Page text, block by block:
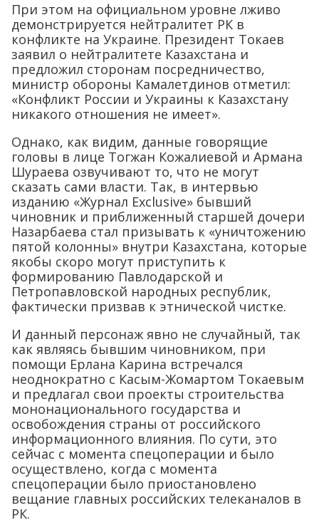
При этом на официальном уровне лживо
демонстрируется нейтралитет РК в
конфликте на Украине. Президент Токаев
заявил о нейтралитете Казахстана и
предложил сторонам посредничество,
министр обороны Камалетдинов отметил:
«Конфликт России и Украины к Казахстану
никакого отношения не имеет».
Однако, как видим, данные говорящие
головы в лице Тогжан Кожалиевой и Армана
Шураева озвучивают то, что не могут
сказать сами власти. Так, в интервью
изданию «Журнал Exclusive» бывший
чиновник и приближенный старшей дочери
Назарбаева стал призывать к «уничтожению
пятой колонны» внутри Казахстана, которые
якобы скоро могут приступить к
формированию Павлодарской и
Петропавловской народных республик,
фактически призвав к этнической чистке.
И данный персонаж явно не случайный, так
как являясь бывшим чиновником, при
помощи Ерлана Карина встречался
неоднократно с Касым-Жомартом Токаевым
и предлагал свои проекты строительства
мононационального государства и
освобождения страны от российского
информационного влияния. По сути, это
сейчас с момента спецоперации и было
осуществлено, когда с момента
спецоперации было приостановлено
вещание главных российских телеканалов в
РК.